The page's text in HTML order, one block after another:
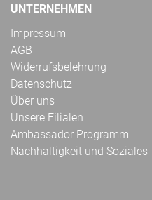
UNTERNEHMEN
Impressum
AGB
Widerrufsbelehrung
Datenschutz
Über uns
Unsere Filialen
Ambassador Programm
Nachhaltigkeit und Soziales